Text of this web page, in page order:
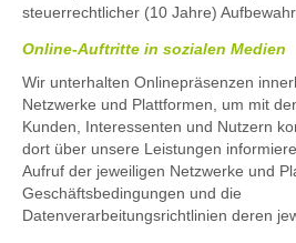
steuerrechtlicher (10 Jahre)
Online-Auftritte in sozialen Medien
Wir unterhalten Onlinepräsenzen
Netzwerke und Plattformen, um mit
Kunden, Interessenten und Nutzern
dort über unsere Leistungen
Aufruf der jeweiligen Netzwerke und
Geschäftsbedingungen und die
Datenverarbeitungsrichtlinien deren